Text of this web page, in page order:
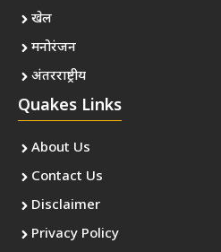
खेल
मनोरंजन
अंतरराष्ट्रीय
Quakes Links
About Us
Contact Us
Disclaimer
Privacy Policy